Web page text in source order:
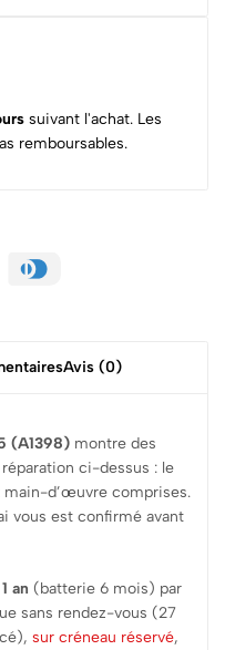
suivant l'achat. Les
remboursables.
Avis (0)
(A1398) montre des
ci-dessus : le
d’œuvre comprises.
vous est confirmé avant
1 an (batterie 6 mois) par
sans rendez-vous (27
sur créneau réservé,